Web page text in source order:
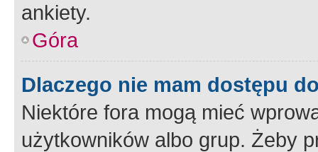
ankiety.
Góra
Dlaczego nie mam dostępu
Niektóre fora mogą mieć
użytkowników albo grup. Żeby